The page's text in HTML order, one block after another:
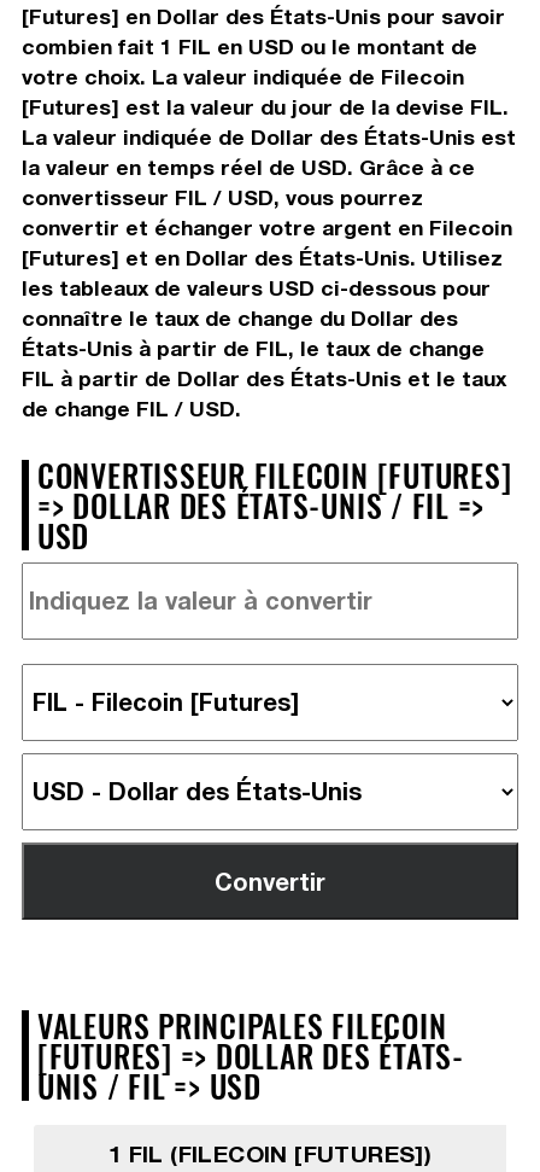
[Futures] en Dollar des États-Unis pour savoir
combien fait 1 FIL en USD ou le montant de
votre choix. La valeur indiquée de Filecoin
[Futures] est la valeur du jour de la devise FIL.
La valeur indiquée de Dollar des États-Unis est
la valeur en temps réel de USD. Grâce à ce
convertisseur FIL / USD, vous pourrez
convertir et échanger votre argent en Filecoin
[Futures] et en Dollar des États-Unis. Utilisez
les tableaux de valeurs USD ci-dessous pour
connaître le taux de change du Dollar des
États-Unis à partir de FIL, le taux de change
FIL à partir de Dollar des États-Unis et le taux
de change FIL / USD.
CONVERTISSEUR FILECOIN [FUTURES]
=> DOLLAR DES ÉTATS-UNIS / FIL =>
USD
VALEURS PRINCIPALES FILECOIN
[FUTURES] => DOLLAR DES ÉTATS-
UNIS / FIL => USD
1 FIL (FILECOIN [FUTURES])